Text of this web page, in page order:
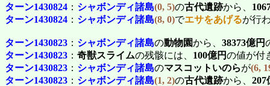
ターン1430824 ： シャボンディ諸島(0, 5)の古代遺跡から、
ターン1430824 ： シャボンディ諸島(8, 0)でエサをあげるが行
ターン1430823 ： シャボンディ諸島の動物園から、 38373億円
ターン1430823 ： 奇獣スライムの残骸には、 100億円の値が付
ターン1430823 ： シャボンディ諸島のマスコットいのらが(6,
ターン1430823 ： シャボンディ諸島(1, 2)の古代遺跡から、 207